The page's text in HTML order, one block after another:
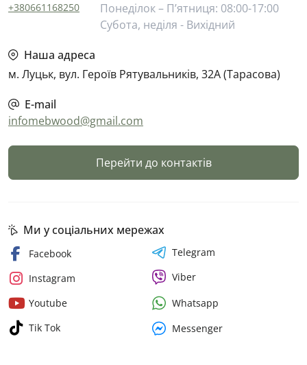
+380661168250
Понеділок – П’ятниця: 08:00-17:00
Субота, неділя - Вихідний
Наша адреса
м. Луцьк, вул. Героїв Рятувальників, 32А (Тарасова)
E-mail
infomebwood@gmail.com
Перейти до контактів
Ми у соціальних мережах
Facebook
Instagram
Youtube
Tik Tok
Telegram
Viber
Whatsapp
Messenger